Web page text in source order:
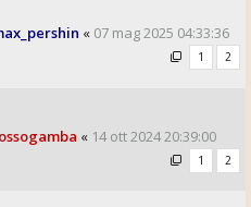
« 07 mag 2025 04:33:36
1 2
« 14 ott 2024 20:39:00
1 2